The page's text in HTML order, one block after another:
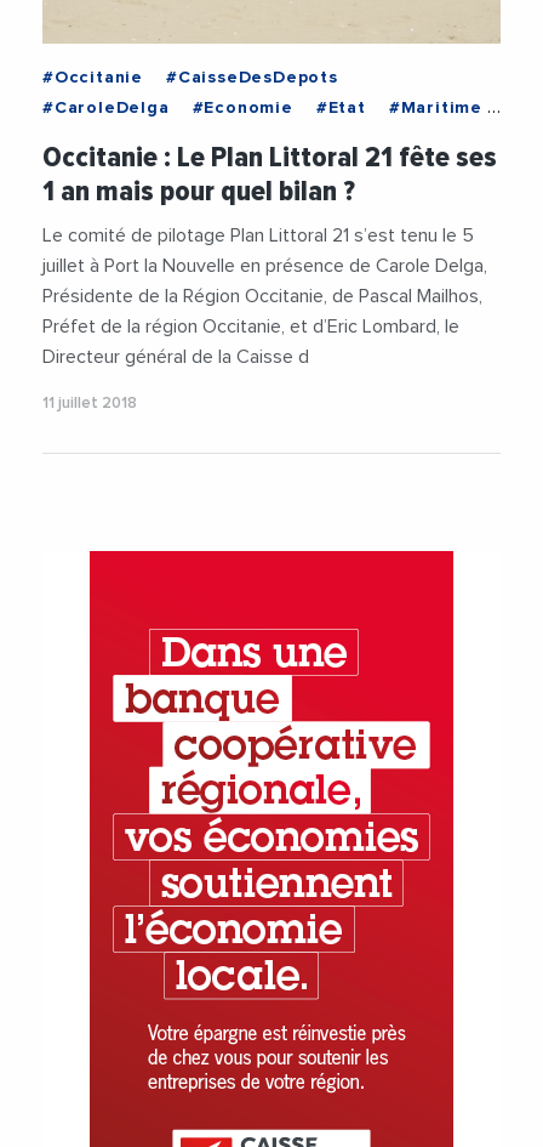
#Occitanie
#CaisseDesDepots
#CaroleDelga
#Economie #Etat
#Maritime
#Prefecture
#RegionOccitanie1
#Tourisme
#Videos
Occitanie : Le Plan Littoral 21 fête ses
1 an mais pour quel bilan ?
Le comité de pilotage Plan Littoral 21 s’est tenu le 5
juillet à Port la Nouvelle en présence de Carole Delga,
Présidente de la Région Occitanie, de Pascal Mailhos,
Préfet de la région Occitanie, et d’Eric Lombard, le
Directeur général de la Caisse d
11 juillet 2018